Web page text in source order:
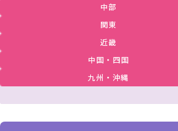
中部
関東
近畿
中国・四国
九州・沖縄